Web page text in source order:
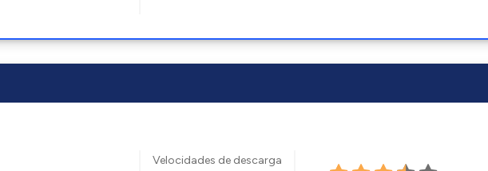
Velocidades de descarga